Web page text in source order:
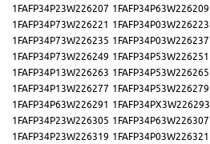
1FAFP34P23W226207 1FAFP34P63W226209
1FAFP34P73W226221 1FAFP34P03W226223
1FAFP34P73W226235 1FAFP34P03W226237
1FAFP34P73W226249 1FAFP34P53W226251
1FAFP34P13W226263 1FAFP34P53W226265
1FAFP34P13W226277 1FAFP34P53W226279
1FAFP34P63W226291 1FAFP34PX3W226293
1FAFP34P23W226305 1FAFP34P63W226307
1FAFP34P23W226319 1FAFP34P03W226321